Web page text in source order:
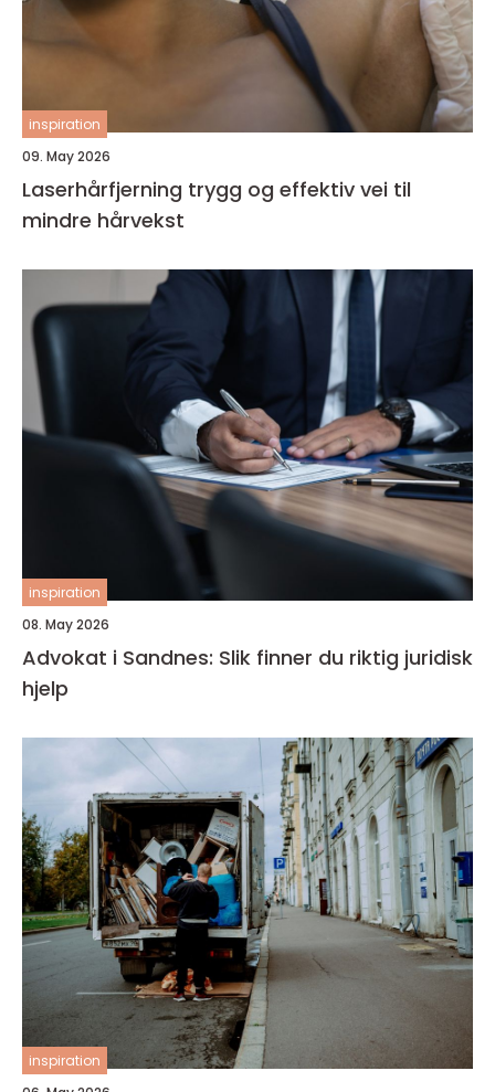
inspiration
09. May 2026
Laserhårfjerning trygg og effektiv vei til
mindre hårvekst
inspiration
08. May 2026
Advokat i Sandnes: Slik finner du riktig juridisk
hjelp
inspiration